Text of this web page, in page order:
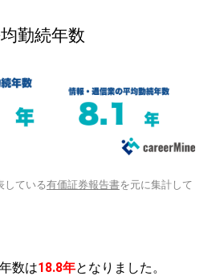
勤続年数
している有価証券報告書を元に集計して
数は18.8年となりました。